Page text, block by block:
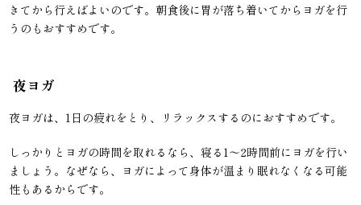
きてから行えばよいのです。朝食後に胃が落ち着いてからヨガを行
うのもおすすめです。
夜ヨガ
夜ヨガは、1日の疲れをとり、リラックスするのにおすすめです。
しっかりとヨガの時間を取れるなら、寝る1〜2時間前にヨガを行い
ましょう。なぜなら、ヨガによって身体が温まり眠れなくなる可能
性もあるからです。